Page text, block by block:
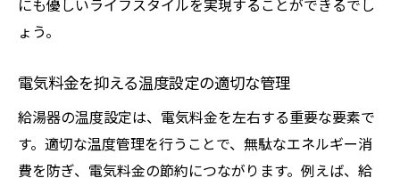
にも優しいライフスタイルを実現することができるでし
ょう。
電気料金を抑える温度設定の適切な管理
給湯器の温度設定は、電気料金を左右する重要な要素で
す。適切な温度管理を行うことで、無駄なエネルギー消
費を防ぎ、電気料金の節約につながります。例えば、給